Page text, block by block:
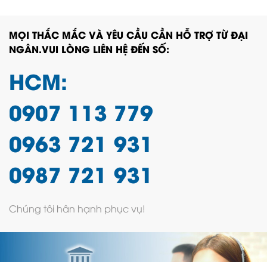
MỌI THẮC MẮC VÀ YÊU CẦU CẦN HỖ TRỢ TỪ ĐẠI
NGÂN.VUI LÒNG LIÊN HỆ ĐẾN SỐ:
HCM:
0907 113 779
0963 721 931
0987 721 931
Chúng tôi hân hạnh phục vụ!